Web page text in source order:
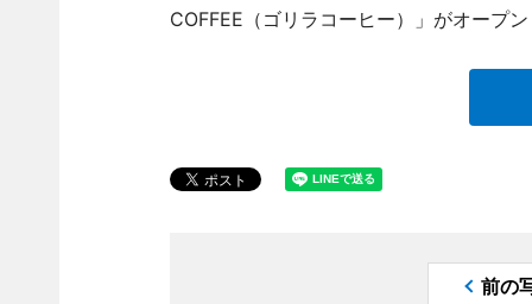
COFFEE（ゴリラコーヒー）」がオープ
前の